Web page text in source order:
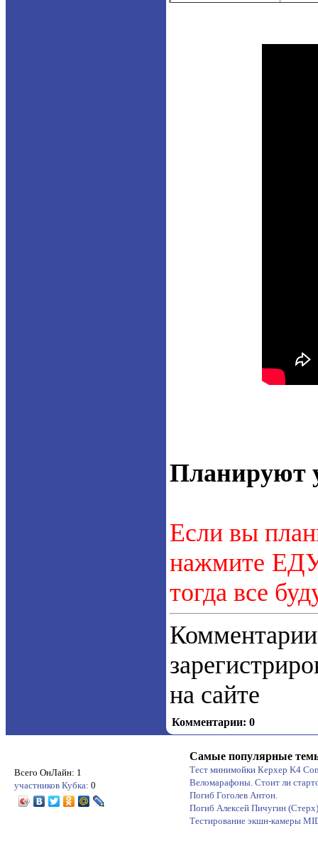
Планируют
Если вы
нажмите
тогда все
на сайте
Комментарии: 0
Всего ОнЛайн: 1
участников Кубка: 0
Самые популярные
Тест минимойки Керхер K4
Веломарафоны. Стоит ли
Погиб Гоголев Антон.
Погиб Алексей Пичугин (Стерх)
Тестирование экшн-камеры